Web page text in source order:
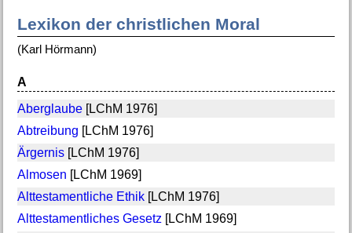
Lexikon der christlichen Moral
(Karl Hörmann)
A
Aberglaube[LChM 1976]
Abtreibung [LChM 1976]
Ärgernis[LChM 1976]
Almosen [LChM 1969]
Alttestamentliche Ethik[LChM 1976]
Alttestamentliches Gesetz [LChM 1969]